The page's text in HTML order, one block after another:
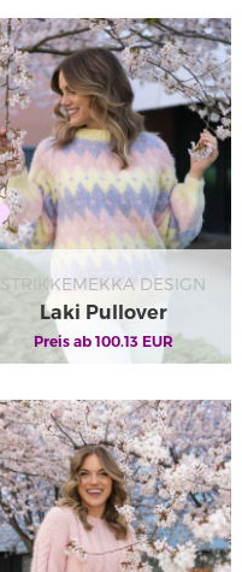
STRIKKEMEKKA DESIGN
Laki Pullover
Preis ab 100.13EUR